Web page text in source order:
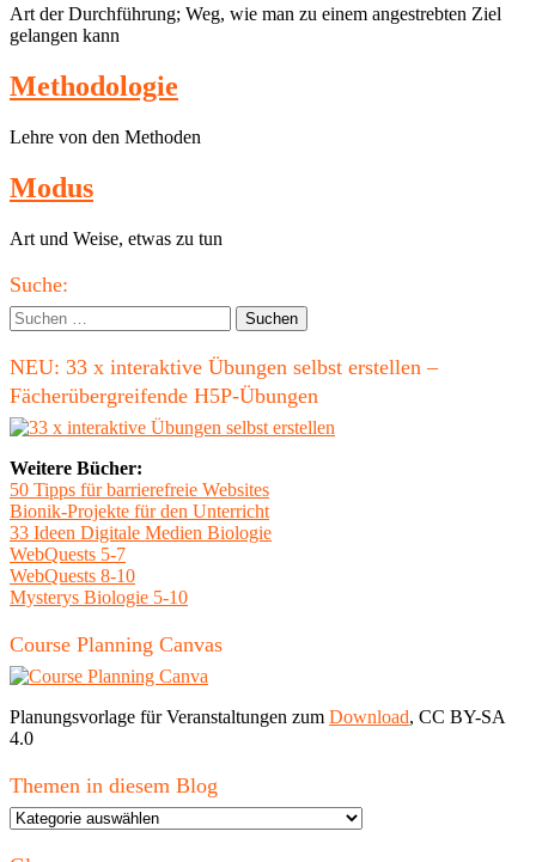
Art der Durchführung; Weg, wie man zu einem angestrebten Ziel
gelangen kann
Methodologie
Lehre von den Methoden
Modus
Art und Weise, etwas zu tun
Haupt-
Seitenleiste
Suche:
Suchen
nach:
NEU: 33 x interaktive Übungen selbst erstellen –
Fächerübergreifende H5P-Übungen
Weitere Bücher:
50 Tipps für barrierefreie Websites
Bionik-Projekte für den Unterricht
33 Ideen Digitale Medien Biologie
WebQuests 5-7
WebQuests 8-10
Mysterys Biologie 5-10
Course Planning Canvas
Planungsvorlage für Veranstaltungen zum Download, CC BY-SA
4.0
Themen in diesem Blog
Themen